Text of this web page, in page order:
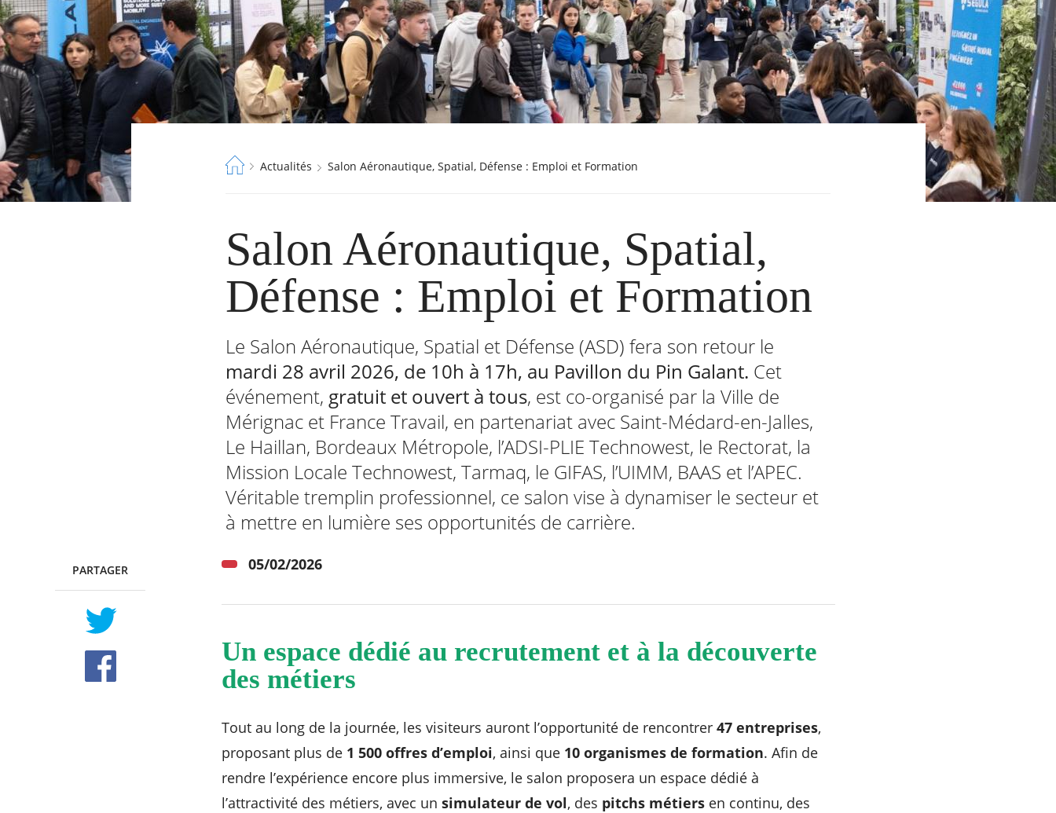
Fil
Actualités Salon Aéronautique, Spatial, Défense : Emploi et Formation
Salon Aéronautique, Spatial,
Défense : Emploi et Formation
Le Salon Aéronautique, Spatial et Défense (ASD) fera son retour le
mardi 28 avril 2026, de 10h à 17h, au Pavillon du Pin Galant. Cet
événement, gratuit et ouvert à tous, est co-organisé par la Ville de
Mérignac et France Travail, en partenariat avec Saint-Médard-en-Jalles,
Le Haillan, Bordeaux Métropole, l’ADSI-PLIE Technowest, le Rectorat, la
Mission Locale Technowest, Tarmaq, le GIFAS, l’UIMM, BAAS et l’APEC.
Véritable tremplin professionnel, ce salon vise à dynamiser le secteur et
à mettre en lumière ses opportunités de carrière.
PARTAGER
TWITTER
FACEBOOK
05/02/2026
Un espace dédié au recrutement et à la découverte
des métiers
Tout au long de la journée, les visiteurs auront l’opportunité de rencontrer 47 entreprises,
proposant plus de 1 500 offres d’emploi, ainsi que 10 organismes de formation. Afin de
rendre l’expérience encore plus immersive, le salon proposera un espace dédié à
l’attractivité des métiers, avec un simulateur de vol, des pitchs métiers en continu, des